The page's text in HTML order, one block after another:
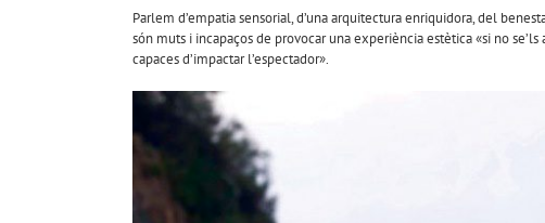
Parlem d’empatia sensorial, d’una arquitectura enriquidora, del
són muts i incapaços de provocar una experiència estètica «si no
capaces d’impactar l’espectador».